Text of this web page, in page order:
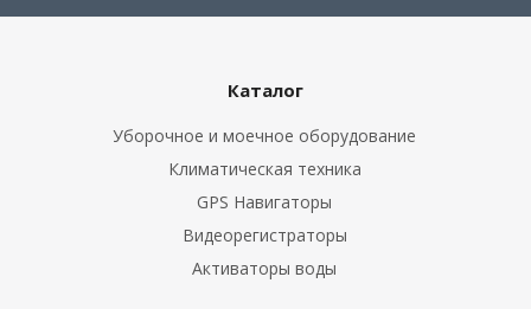
Каталог
Уборочное и моечное оборудование
Климатическая техника
GPS Навигаторы
Видеорегистраторы
Активаторы воды